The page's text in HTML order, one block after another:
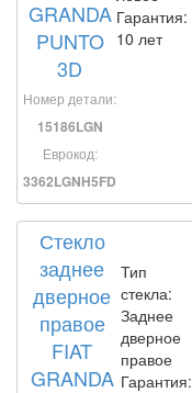
GRANDA
PUNTO
3D
Номер детали:
15186LGN
Еврокод:
3362LGNH5FD
Гарантия:
10 лет
Стекло
заднее
дверное
правое
FIAT
GRANDA
Тип
стекла:
Заднее
дверное
правое
Гарантия: